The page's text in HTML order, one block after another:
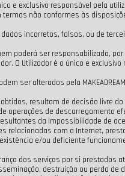
e exclusivo responsável pela
não conformes às
incorretos, falsos, ou de
poderá ser
O Utilizador é o único e
ser alterados pela
resultam de decisão livre
de descarregamento
resultantes da impossibilidade
com a Internet,
e/ou deficiente
dos serviços por si
destruição ou perda